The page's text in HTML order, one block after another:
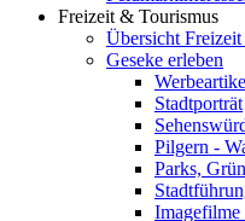
Freizeit & Tourismus
Übersicht
Geseke erleben
Stadtporträt
Pilgern -
Parks,
Imagefilme